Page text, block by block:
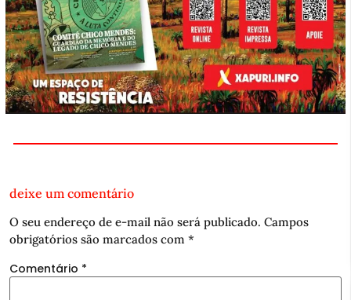
deixe um comentário
O seu endereço de e-mail não será publicado. Campos
obrigatórios são marcados com *
Comentário *